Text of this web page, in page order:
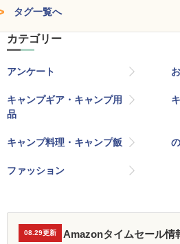
タグ一覧へ
カテゴリー
アンケート
キャンプギア・キャンプ用
品
キャンプ料理・キャンプ飯
ファッション
08.29更新 Amazonタイムセール情